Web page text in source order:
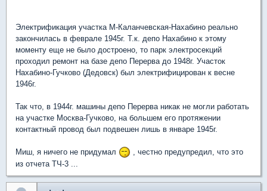
Электрификация участка М-Каланчевская-Нахабино реально
закончилась в феврале 1945г. Т.к. депо Нахабино к этому
моменту еще не было достроено, то парк электросекций
проходил ремонт на базе депо Перерва до 1948г. Участок
Нахабино-Гучково (Дедовск) был электрифицирован к весне
1946г.
Так что, в 1944г. машины депо Перерва никак не могли работать
на участке Москва-Гучково, на большем его протяжении
контактный провод был подвешен лишь в январе 1945г.
Миш, я ничего не придумал
, честно предупредил, что это
из отчета ТЧ-3 ...